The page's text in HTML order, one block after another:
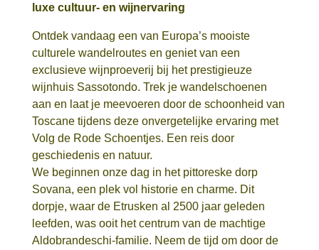
luxe cultuur- en wijnervaring
Ontdek vandaag een van Europa’s mooiste
culturele wandelroutes en geniet van een
exclusieve wijnproeverij bij het prestigieuze
wijnhuis Sassotondo. Trek je wandelschoenen
aan en laat je meevoeren door de schoonheid van
Toscane tijdens deze onvergetelijke ervaring met
Volg de Rode Schoentjes. Een reis door
geschiedenis en natuur.
We beginnen onze dag in het pittoreske dorp
Sovana, een plek vol historie en charme. Dit
dorpje, waar de Etrusken al 2500 jaar geleden
leefden, was ooit het centrum van de machtige
Aldobrandeschi-familie. Neem de tijd om door de